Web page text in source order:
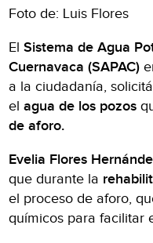
Foto de: Luis Flores
ElSistema de Agua
Cuernavaca (SAPAC)
a la ciudadanía,
elagua de los pozos
de aforo.
Evelia Flores
que durante la
el proceso de aforo,
químicos para facilitar